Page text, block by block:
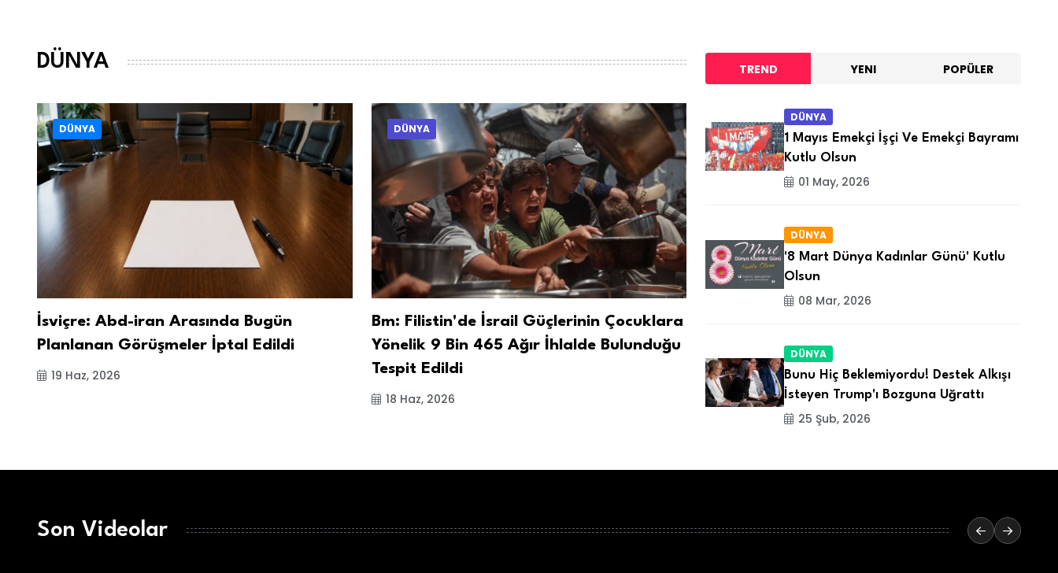
DÜNYA
DÜNYA
İsviçre: Abd-iran Arasında Bugün
Planlanan Görüşmeler İptal Edildi
19 Haz, 2026
DÜNYA
Bm: Filistin'de İsrail Güçlerinin Çocuklara
Yönelik 9 Bin 465 Ağır İhlalde Bulunduğu
Tespit Edildi
18 Haz, 2026
TREND YENI POPÜLER
DÜNYA
1 Mayıs Emekçi İşçi Ve Emekçi Bayramı
Kutlu Olsun
01 May, 2026
DÜNYA
'8 Mart Dünya Kadınlar Günü' Kutlu
Olsun
08 Mar, 2026
DÜNYA
Bunu Hiç Beklemiyordu! Destek Alkışı
İsteyen Trump'ı Bozguna Uğrattı
25 Şub, 2026
Son Videolar